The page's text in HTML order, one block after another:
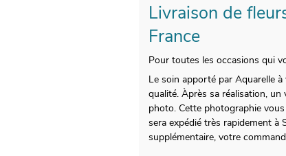
Livraison de
France
Pour toutes les occasions qui
Le soin apporté par Aquarelle
qualité. Àprès sa réalisation,
photo. Cette photographie
sera expédié très rapidement à
supplémentaire, votre